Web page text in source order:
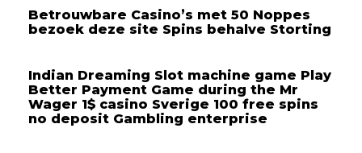
Betrouwbare Casino’s met 50 Noppes
bezoek deze site Spins behalve Storting
Indian Dreaming Slot machine game Play
Better Payment Game during the Mr
Wager 1$ casino Sverige 100 free spins
no deposit Gambling enterprise